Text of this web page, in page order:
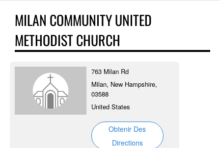
MILAN COMMUNITY UNITED
METHODIST CHURCH
763 Milan Rd
Milan, New Hampshire,
03588
United States
Obtenir Des
Directions